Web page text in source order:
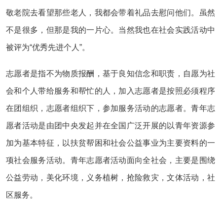
敬老院去看望那些老人，我都会带着礼品去慰问他们。虽然
不是很多，但那是我的一片心。当然我也在社会实践活动中
被评为“优秀先进个人”。
志愿者是指不为物质报酬，基于良知信念和职责，自愿为社
会和个人带给服务和帮忙的人，加入志愿者是按照必须程序
在团组织，志愿者组织下，参加服务活动的志愿者。青年志
愿者活动是由团中央发起并在全国广泛开展的以青年资源参
加为基本特征，以扶贫帮困和社会公益事业为主要资料的一
项社会服务活动。青年志愿者活动面向全社会，主要是围绕
公益劳动，美化环境，义务植树，抢险救灾，文体活动，社
区服务。